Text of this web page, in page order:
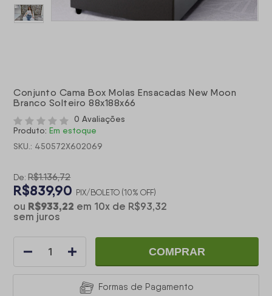
Conjunto Cama Box Molas Ensacadas New Moon
Branco Solteiro 88x188x66
0 Avaliações
Produto: Em estoque
SKU.: 450572X602069
De: R$1.136,72
R$839,90 PIX/BOLETO (10% OFF)
ou R$933,22 em 10x de R$93,32
sem juros
COMPRAR
Formas de Pagamento